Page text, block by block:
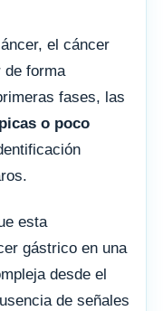
el cáncer
de forma
fases, las
o poco
esta
gástrico en una
desde el
de señales